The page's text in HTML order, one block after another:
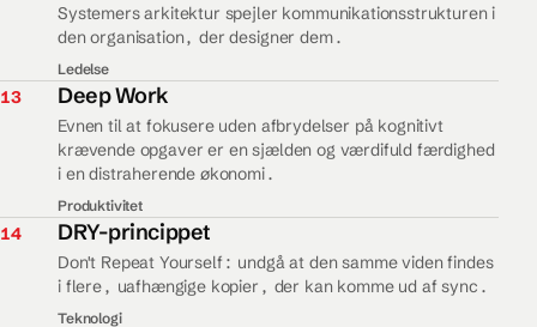
Systemers arkitektur spejler kommunikationsstrukturen i
den organisation, der designer dem.
Ledelse
13 13.
Deep Work
Evnen til at fokusere uden afbrydelser på kognitivt
krævende opgaver er en sjælden og værdifuld færdighed
i en distraherende økonomi.
Produktivitet
14 14.
DRY-princippet
Don't Repeat Yourself: undgå at den samme viden findes
i flere, uafhængige kopier, der kan komme ud af sync.
Teknologi